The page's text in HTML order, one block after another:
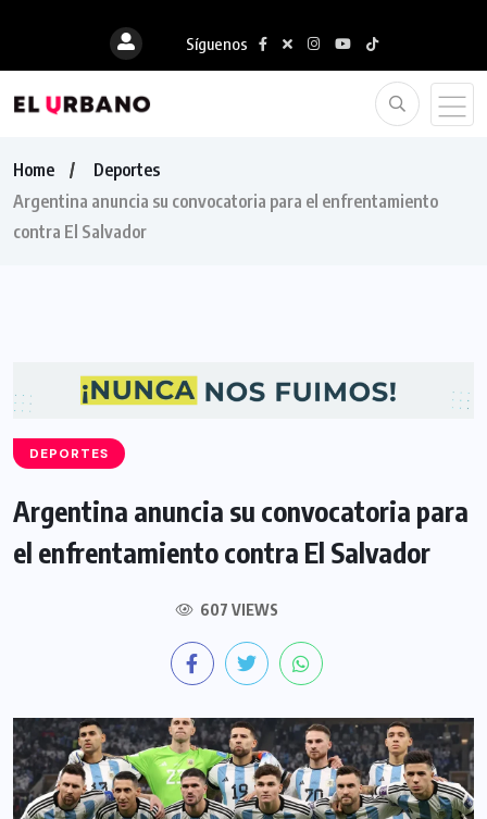
Síguenos
Home
Deportes
Argentina anuncia su convocatoria para el enfrentamiento
contra El Salvador
DEPORTES
Argentina anuncia su convocatoria para
el enfrentamiento contra El Salvador
607 VIEWS